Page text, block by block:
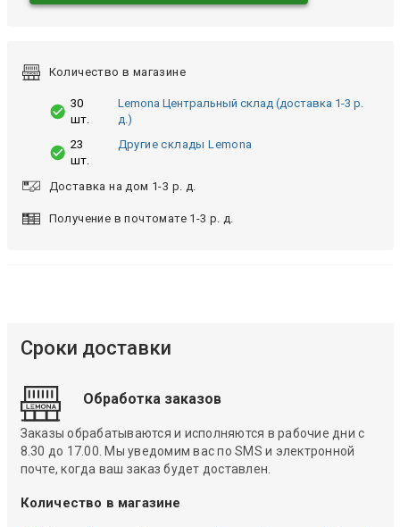
Количество в магазине
30
шт.
Lemona Центральный склад (доставка 1-3 р.
д.)
23
шт.
Другие склады Lemona
Доставка на дом 1-3 р. д.
Получение в почтомате 1-3 р. д.
Сроки доставки
Обработка заказов
Заказы обрабатываются и исполняются в рабочие дни с
8.30 до 17.00. Мы уведомим вас по SMS и электронной
почте, когда ваш заказ будет доставлен.
Количество в магазине